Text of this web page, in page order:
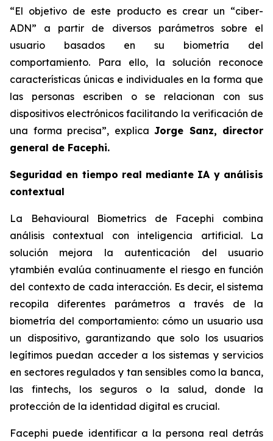
“El objetivo de este producto es crear un “ciber-
ADN” a partir de diversos parámetros sobre el
usuario basados en su biometría del
comportamiento. Para ello, la solución reconoce
características únicas e individuales en la forma que
las personas escriben o se relacionan con sus
dispositivos electrónicos facilitando la verificación de
una forma precisa”, explica Jorge Sanz, director
general de Facephi.
Seguridad en tiempo real mediante IA y análisis
contextual
La Behavioural Biometrics de Facephi combina
análisis contextual con inteligencia artificial. La
solución mejora la autenticación del usuario
ytambién evalúa continuamente el riesgo en función
del contexto de cada interacción. Es decir, el sistema
recopila diferentes parámetros a través de la
biometría del comportamiento: cómo un usuario usa
un dispositivo, garantizando que solo los usuarios
legítimos puedan acceder a los sistemas y servicios
en sectores regulados y tan sensibles como la banca,
las fintechs, los seguros o la salud, donde la
protección de la identidad digital es crucial.
Facephi puede identificar a la persona real detrás